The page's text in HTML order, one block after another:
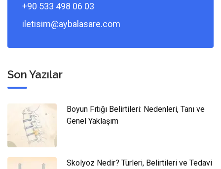
+90 533 498 06 03
iletisim@aybalasare.com
Son Yazılar
Boyun Fıtığı Belirtileri: Nedenleri, Tanı ve
Genel Yaklaşım
Skolyoz Nedir? Türleri, Belirtileri ve Tedavi